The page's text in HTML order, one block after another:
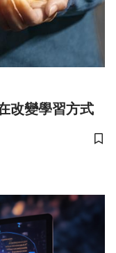
改變學習方式
儲